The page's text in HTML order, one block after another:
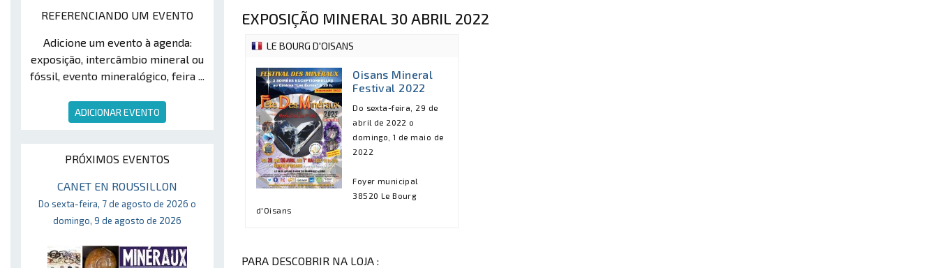
REFERENCIANDO UM EVENTO
Adicione um evento à agenda:
exposição, intercâmbio mineral ou
fóssil, evento mineralógico, feira ...
ADICIONAR EVENTO
PRÓXIMOS EVENTOS
CANET EN ROUSSILLON
Do sexta-feira, 7 de agosto de 2026 o
domingo, 9 de agosto de 2026
EXPOSIÇÃO MINERAL 30 ABRIL 2022
LE BOURG D'OISANS
Oisans Mineral
Festival 2022
Do sexta-feira, 29 de
abril de 2022 o
domingo, 1 de maio de
2022
Foyer municipal
38520 Le Bourg
d'Oisans
PARA DESCOBRIR NA LOJA :